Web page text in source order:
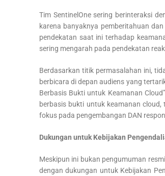
Tim SentinelOne sering berinteraksi
karena banyaknya pemberitahuan
pendekatan saat ini terhadap
sering mengarah pada pendekatan
Berdasarkan titik permasalahan ini,
berbicara di depan audiens yang
Berbasis Bukti untuk Keamanan
berbasis bukti untuk keamanan
fokus pada pengembangan DAN
Dukungan untuk Kebijakan
Meskipun ini bukan pengumuman
dengan dukungan untuk Kebijakan